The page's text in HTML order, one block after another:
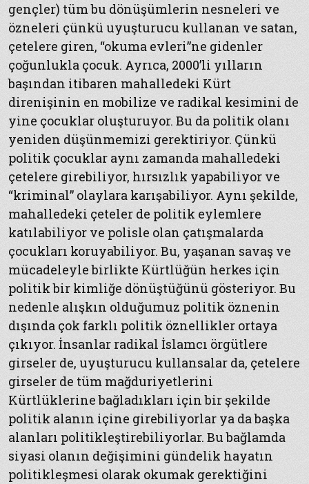
gençler) tüm bu dönüşümlerin nesneleri ve
özneleri çünkü uyuşturucu kullanan ve satan,
çetelere giren, “okuma evleri”ne gidenler
çoğunlukla çocuk. Ayrıca, 2000’li yılların
başından itibaren mahalledeki Kürt
direnişinin en mobilize ve radikal kesimini de
yine çocuklar oluşturuyor. Bu da politik olanı
yeniden düşünmemizi gerektiriyor. Çünkü
politik çocuklar aynı zamanda mahalledeki
çetelere girebiliyor, hırsızlık yapabiliyor ve
“kriminal” olaylara karışabiliyor. Aynı şekilde,
mahalledeki çeteler de politik eylemlere
katılabiliyor ve polisle olan çatışmalarda
çocukları koruyabiliyor. Bu, yaşanan savaş ve
mücadeleyle birlikte Kürtlüğün herkes için
politik bir kimliğe dönüştüğünü gösteriyor. Bu
nedenle alışkın olduğumuz politik öznenin
dışında çok farklı politik öznellikler ortaya
çıkıyor. İnsanlar radikal İslamcı örgütlere
girseler de, uyuşturucu kullansalar da, çetelere
girseler de tüm mağduriyetlerini
Kürtlüklerine bağladıkları için bir şekilde
politik alanın içine girebiliyorlar ya da başka
alanları politikleştirebiliyorlar. Bu bağlamda
siyasi olanın değişimini gündelik hayatın
politikleşmesi olarak okumak gerektiğini